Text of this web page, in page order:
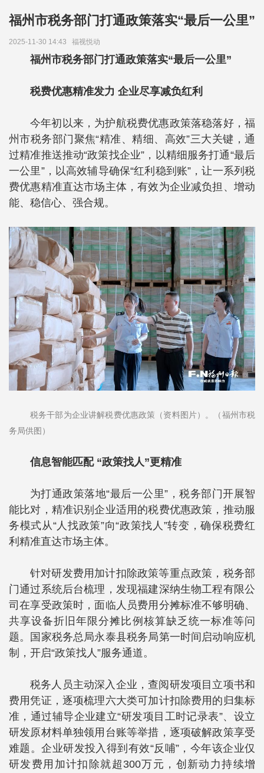
福州市税务部门打通政策落实“最后一公里”
2025-11-30 14:43 福视悦动
福州市税务部门打通政策落实“最后一公里”
税费优惠精准发力 企业尽享减负红利
今年初以来，为护航税费优惠政策落稳落好，福
州市税务部门聚焦“精准、精细、高效”三大关键，通
过精准推送推动“政策找企业”，以精细服务打通“最后
一公里”，以高效辅导确保“红利稳到账”，让一系列税
费优惠精准直达市场主体，有效为企业减负担、增动
能、稳信心、强合规。
税务干部为企业讲解税费优惠政策（资料图片）。（福州市税
务局供图）
信息智能匹配 “政策找人”更精准
为打通政策落地“最后一公里”，税务部门开展智
能比对，精准识别企业适用的税费优惠政策，推动服
务模式从“人找政策”向“政策找人”转变，确保税费红
利精准直达市场主体。
针对研发费用加计扣除政策等重点政策，税务部
门通过系统后台梳理，发现福建深纳生物工程有限公
司在享受政策时，面临人员费用分摊标准不够明确、
共享设备折旧年限分摊比例核算缺乏统一标准等问
题。国家税务总局永泰县税务局第一时间启动响应机
制，开启“政策找人”服务通道。
税务人员主动深入企业，查阅研发项目立项书和
费用凭证，逐项梳理六大类可加计扣除费用的归集标
准，通过辅导企业建立“研发项目工时记录表”、设立
研发原材料单独领用台账等举措，逐项破解政策享受
难题。企业研发投入得到有效“反哺”，今年该企业仅
研发费用加计扣除就超300万元，创新动力持续增